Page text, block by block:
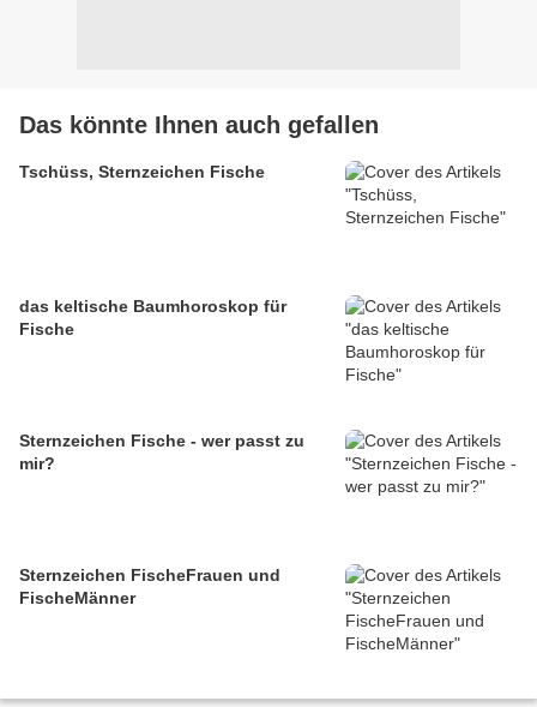
Das könnte Ihnen auch gefallen
Tschüss, Sternzeichen Fische
das keltische Baumhoroskop für
Fische
Sternzeichen Fische - wer passt zu
mir?
Sternzeichen FischeFrauen und
FischeMänner